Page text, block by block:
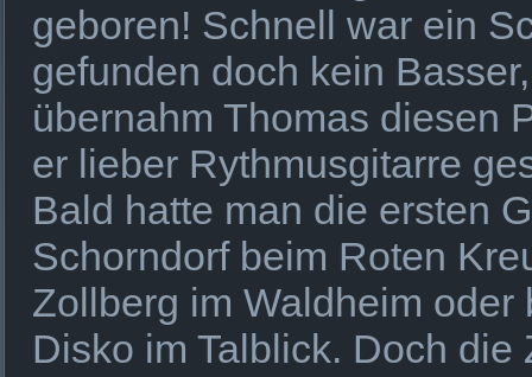
geboren! Schnell war ein
gefunden doch kein
übernahm Thomas diesen
er lieber Rythmusgitarre
Bald hatte man die ersten
Schorndorf beim Roten
Zollberg im Waldheim oder
Disko im Talblick. Doch die